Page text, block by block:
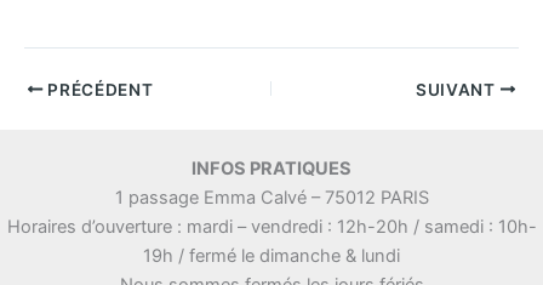
PRÉCÉDENT SUIVANT
INFOS PRATIQUES
1 passage Emma Calvé – 75012 PARIS
Horaires d’ouverture : mardi – vendredi : 12h-20h / samedi : 10h-
19h / fermé le dimanche & lundi